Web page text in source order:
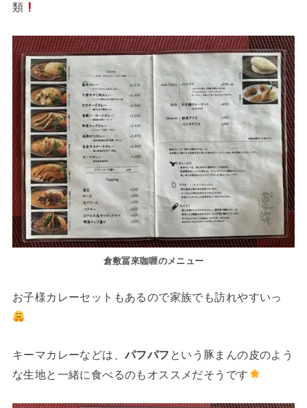
類
倉敷冨來咖喱のメニュー
お子様カレーセットもあるので家族でも訪れやすいっ
キーマカレーなどは、パフパフ という豚まんの皮のよう
な生地と一緒に食べるのもオススメだそうです